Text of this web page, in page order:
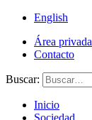
English
Área privada
Contacto
Buscar:
Inicio
Sociedad